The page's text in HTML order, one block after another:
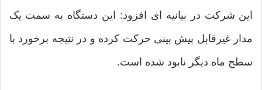
این شرکت در بیانیه ای افزود: این دستگاه به سمت یک
مدار غیرقابل پیش بینی حرکت کرده و در نتیجه برخورد با
سطح ماه دیگر نابود شده است.